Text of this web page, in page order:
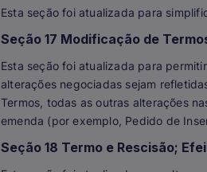
Esta seção foi atualizada para
Seção 17 Modificação de
Esta seção foi atualizada para
alterações negociadas sejam
Termos, todas as outras alterações
emenda (por exemplo, Pedido de
Seção 18 Termo e Rescisão;